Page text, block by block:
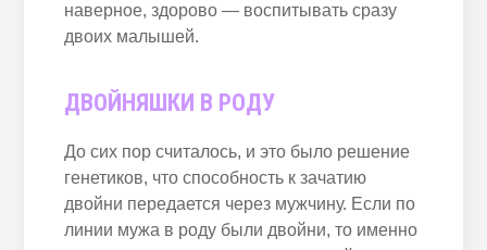
наверное, здорово — воспитывать сразу
двоих малышей.
ДВОЙНЯШКИ В РОДУ
До сих пор считалось, и это было решение
генетиков, что способность к зачатию
двойни передается через мужчину. Если по
линии мужа в роду были двойни, то именно